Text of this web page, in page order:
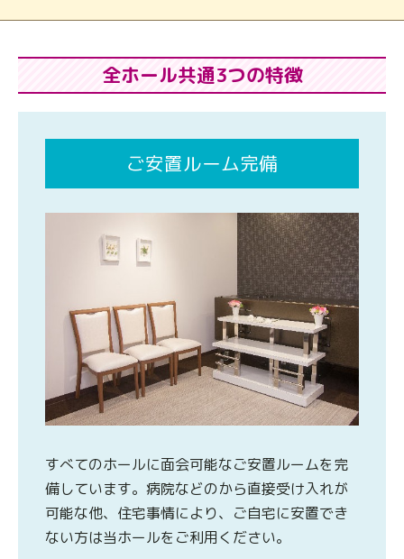
全ホール共通3つの特徴
ご安置ルーム完備
すべてのホールに面会可能なご安置ルームを完
備しています。病院などのから直接受け入れが
可能な他、住宅事情により、ご自宅に安置でき
ない方は当ホールをご利用ください。